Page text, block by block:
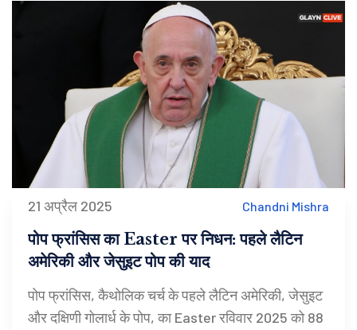
21 अप्रैल 2025 Chandni Mishra
पोप फ्रांसिस का Easter पर निधन: पहले लैटिन
अमेरिकी और जेसुइट पोप की याद
पोप फ्रांसिस, कैथोलिक चर्च के पहले लैटिन अमेरिकी, जेसुइट
और दक्षिणी गोलार्ध के पोप, का Easter रविवार 2025 को 88